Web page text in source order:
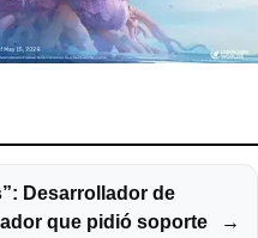
Desarrollador de
que pidió soporte
→